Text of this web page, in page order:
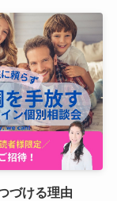
づける理由